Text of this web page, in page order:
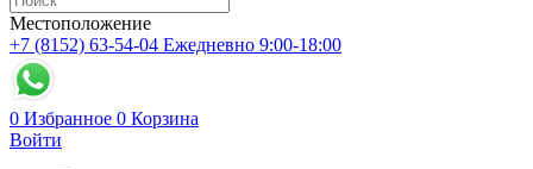
Местоположение
+7 (8152) 63-54-04 Ежедневно 9:00-18:00
0 Избранное 0 Корзина
Войти